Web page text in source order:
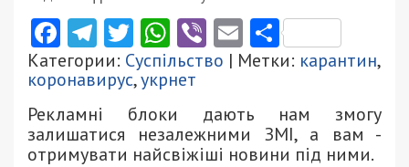
Facebook
Telegram
Twitter
WhatsApp
ViberEmail
Категории: Суспільство | Метки: карантин,
коронавирус,укрнет
Рекламні блоки дають нам змогу
залишатися незалежними ЗМІ, а вам -
отримувати найсвіжіші новини під ними.